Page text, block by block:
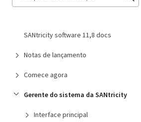
SANtricity software 11,8 docs
Notas de lançamento
Comece agora
Gerente do sistema da SANtricity
Interface principal